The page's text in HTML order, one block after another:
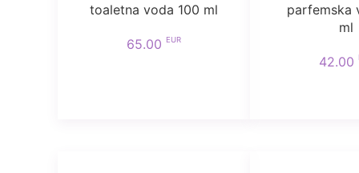
toaletna voda 100 ml
65.00 EUR
parfemska
ml
42.00